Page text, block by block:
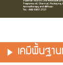
เคมีพื้นฐา